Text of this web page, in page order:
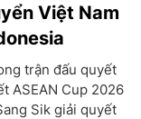
Việt Nam
trận đấu quyết
ASEAN Cup 2026
Sik giải quyết